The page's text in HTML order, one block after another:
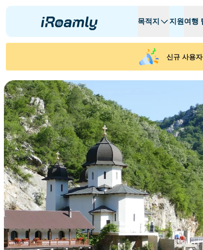
목적지 지원여행
지역 eSIM
아르헨티나
아제르바
벨기에
불가리아
차드
체코 공화
이집트
신규 사용